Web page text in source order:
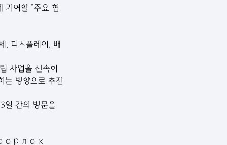
기여할 “주요 협
, 디스플레이, 배
사업을 신속히
는 방향으로 추진
일 간의 방문을